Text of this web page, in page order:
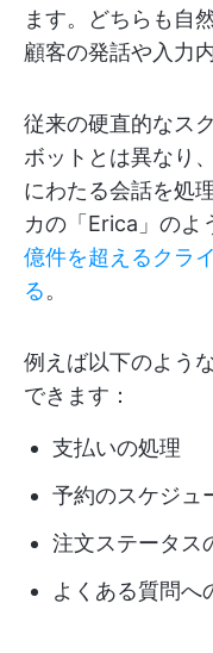
ます。どちらも自
顧客の発話や入力
従来の硬直的なス
ボットとは異なり
にわたる会話を処
カの「Erica」のよ
億件を超えるクラ
る。
例えば以下のよう
できます：
支払いの処理
予約のスケジュ
注文ステータス
よくある質問へ